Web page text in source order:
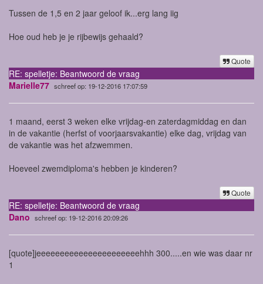
Tussen de 1,5 en 2 jaar geloof ik...erg lang iig
Hoe oud heb je je rijbewijs gehaald?
Quote
RE: spelletje: Beantwoord de vraag
Marielle77 schreef op: 19-12-2016 17:07:59
1 maand, eerst 3 weken elke vrijdag-en zaterdagmiddag en dan
in de vakantie (herfst of voorjaarsvakantie) elke dag, vrijdag van
de vakantie was het afzwemmen.
Hoeveel zwemdiploma's hebben je kinderen?
Quote
RE: spelletje: Beantwoord de vraag
Dano schreef op: 19-12-2016 20:09:26
[quote]jeeeeeeeeeeeeeeeeeeeeeehhh 300.....en wie was daar nr
1